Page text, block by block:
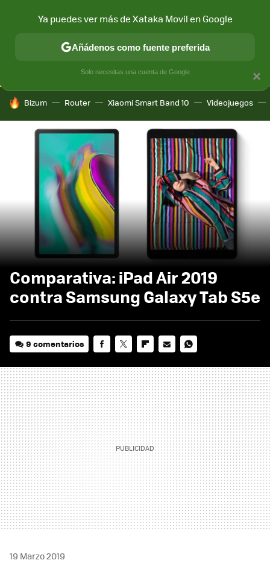
CONECTIVIDAD MÓVIL Y SOCIEDAD APLICACIONES
HOY SE HABLA DE
Bizum Router Xiaomi Smart Band 10 Videojuegos
Comparativa: iPad Air 2019
contra Samsung Galaxy Tab S5e
9 comentarios
MAIL
19 Marzo 2019
×
Ya puedes ver más de Xataka Movil en Google
Añádenos como fuente preferida
Solo necesitas una cuenta de Google